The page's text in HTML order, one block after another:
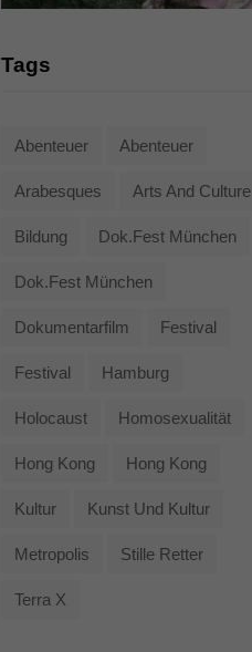
Tags
Abenteuer Abenteuer
Arabesques Arts And Culture
Bildung Dok.fest München
Dok.fest München
Dokumentarfilm Festival
Festival Hamburg
Holocaust Homosexualität
Hong Kong Hong Kong
Kultur Kunst Und Kultur
Metropolis Stille Retter
Terra X